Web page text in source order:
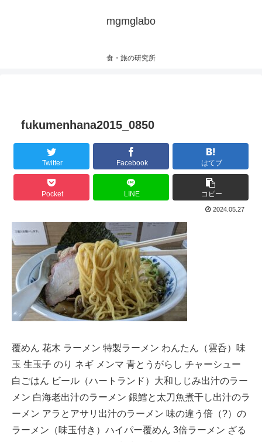
mgmglabo
食・旅の研究所
fukumenhana2015_0850
Twitter Facebook はてブ
Pocket LINE コピー
2024.05.27
覆めん 花木 ラーメン 特製ラーメン わんたん（雲呑）味
玉 生玉子 のり ネギ メンマ 青とうがらし チャーシュー
白ごはん ビール（ハートランド）大和しじみ出汁のラー
メン 白海老出汁のラーメン 銀鱈と太刀魚煮干し出汁のラ
ーメン アラとアサリ出汁のラーメン 味の違う倍（?）の
ラーメン（味玉付き）ハイパー覆めん 3倍ラーメン ざる